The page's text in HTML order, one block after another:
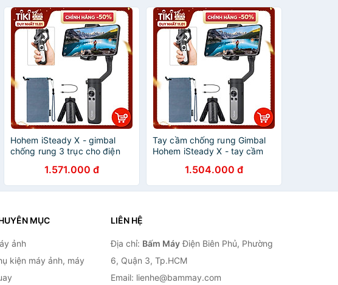
Hohem iSteady X - gimbal
chống rung 3 trục cho điện
chính hãng1.571.000 đ
Tay cầm chống rung Gimbal
Hohem iSteady X - tay cầm
thoại nhẹ nhất thế giới - Hàng
chính hãng
1.504.000 đ
MỤC
ảnh
kiện máy ảnh, máy
LIÊN HỆ
Địa chỉ: Bấm MáyĐiện Biên Phủ, Phường
6, Quận 3, Tp.HCM
Email: lienhe@bammay.com